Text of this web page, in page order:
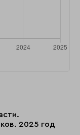
2025 год